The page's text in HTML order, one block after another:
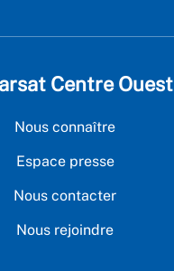
Centre Ouest
Nous connaître
Espace presse
Nous contacter
Nous rejoindre